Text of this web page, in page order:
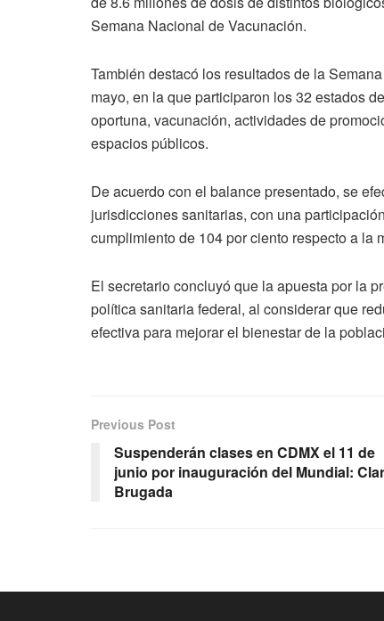
Semana Nacional de Vacunación.
También destacó los resultados de la
mayo, en la que participaron los 32 estados
oportuna, vacunación, actividades de
espacios públicos.
De acuerdo con el balance presentado, se
jurisdicciones sanitarias, con una
cumplimiento de 104 por ciento respecto a la
El secretario concluyó que la apuesta por la
política sanitaria federal, al considerar que
efectiva para mejorar el bienestar de la
Previous Post
Suspenderán clases en CDMX el 11 de
junio por inauguración del Mundial:
Brugada